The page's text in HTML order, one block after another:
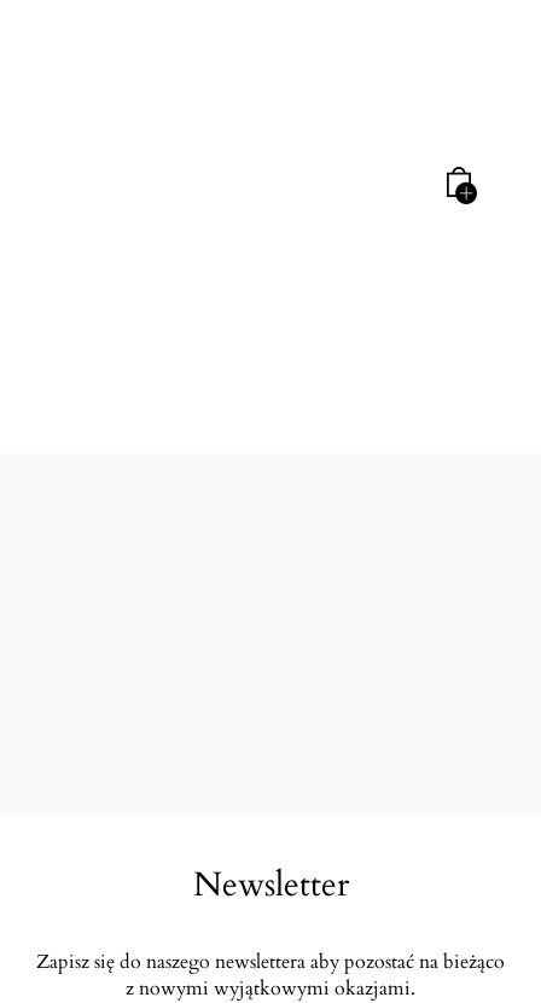
Newsletter
Zapisz się do naszego newslettera aby pozostać na bieżąco
z nowymi wyjątkowymi okazjami.